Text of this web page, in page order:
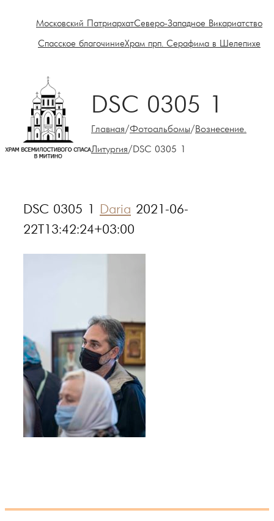
Московский ПатриархатСеверо-Западное Викариатство
Спасское благочиниеХрам прп. Серафима в Шелепихе
DSC 0305 1
Главная/Фотоальбомы/Вознесение.
Литургия/DSC 0305 1
DSC 0305 1 Daria 2021-06-
22T13:42:24+03:00